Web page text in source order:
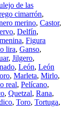
de las
cimarrón,
merino, Castor,
, Delfín,
, Figura
lira, Ganso,
, Jilgero,
, León, León
, Marleta, Mirlo,
real, Pelícano,
, Quetzal, Rana,
, Toro, Tortuga,